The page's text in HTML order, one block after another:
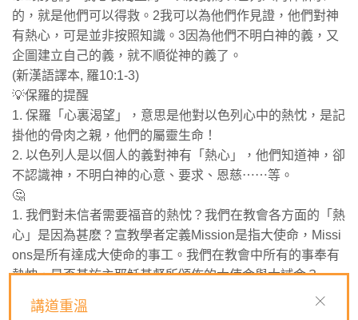
的，就是他們可以得救。2我可以為他們作見證，他們對神
有熱心，可是並非按照知識。3因為他們不明白神的義，又
企圖建立自己的義，就不順從神的義了。
(新漢語譯本, 羅10:1-3)
💡保羅的提醒
1. 保羅「心裏渴望」，意思是他對以色列心中的熱忱，是記
掛他的骨肉之親，他們的屬靈生命！
2. ⁠以色列人是以個人的義對神有「熱心」，他們知道神，卻
不認識神，不明白神的心意、要求、恩慈⋯⋯等。
🤔
1. 我們對未信者需要福音的熱忱？我們在教會各方面的「熱
心」是因為甚麽？宣教學者定義Mission是指大使命，Missi
ons是所有達成大使命的事工。我們在教會中所有的事奉有
熱忱，是否基於主耶穌基督所頒佈的大使命與大誡命？
2. ⁠我們是否真的認識神？祂的心意、計劃、要求⋯⋯等！我
們只是頭腦上認知神的救贖計劃？
講道重溫